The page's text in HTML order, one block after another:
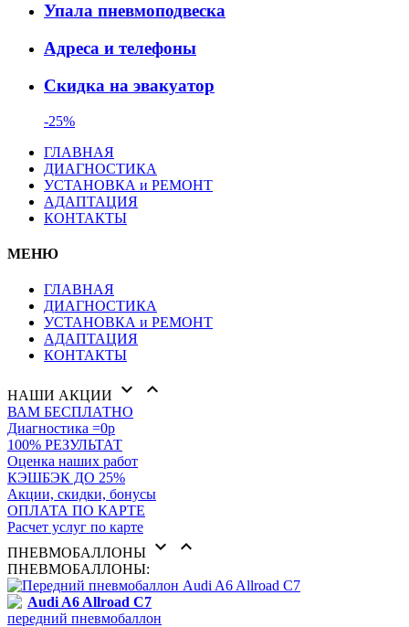
Упала пневмоподвеска
Адреса и телефоны
Скидка на эвакуатор
-25%
ГЛАВНАЯ
ДИАГНОСТИКА
УСТАНОВКА и РЕМОНТ
АДАПТАЦИЯ
КОНТАКТЫ
МЕНЮ
ГЛАВНАЯ
ДИАГНОСТИКА
УСТАНОВКА и РЕМОНТ
АДАПТАЦИЯ
КОНТАКТЫ
НАШИ АКЦИИ  
ВАМ БЕСПЛАТНО
Диагностика =0р
100% РЕЗУЛЬТАТ
Оценка наших работ
КЭШБЭК ДО 25%
Акции, скидки, бонусы
ОПЛАТА ПО КАРТЕ
Расчет услуг по карте
ПНЕВМОБАЛЛОНЫ  
ПНЕВМОБАЛЛОНЫ:
Audi A6 Allroad C7
передний пневмобаллон